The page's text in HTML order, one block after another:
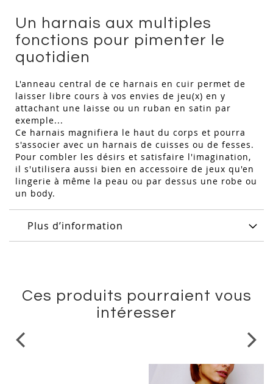
Un harnais aux multiples
fonctions pour pimenter le
quotidien
L'anneau central de ce harnais en cuir permet de
laisser libre cours à vos envies de jeu(x) en y
attachant une laisse ou un ruban en satin par
exemple...
Ce harnais magnifiera le haut du corps et pourra
s'associer avec un harnais de cuisses ou de fesses.
Pour combler les désirs et satisfaire l'imagination,
il s'utilisera aussi bien en accessoire de jeux qu'en
lingerie à même la peau ou par dessus une robe ou
un body.
Plus d’information
Ces produits pourraient vous
intéresser